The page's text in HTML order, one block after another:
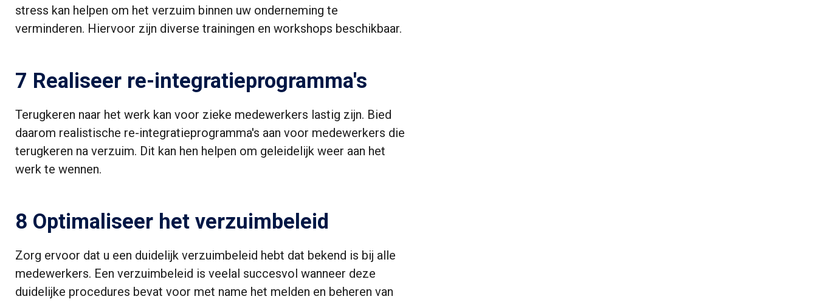
stress kan helpen om het verzuim binnen uw onderneming te
verminderen. Hiervoor zijn diverse trainingen en workshops beschikbaar.
7 Realiseer re-integratieprogramma's
Terugkeren naar het werk kan voor zieke medewerkers lastig zijn. Bied
daarom realistische re-integratieprogramma's aan voor medewerkers die
terugkeren na verzuim. Dit kan hen helpen om geleidelijk weer aan het
werk te wennen.
8 Optimaliseer het verzuimbeleid
Zorg ervoor dat u een duidelijk verzuimbeleid hebt dat bekend is bij alle
medewerkers. Een verzuimbeleid is veelal succesvol wanneer deze
duidelijke procedures bevat voor met name het melden en beheren van